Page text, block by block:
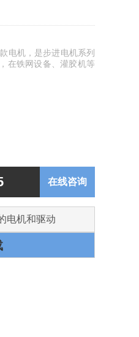
电机，是步进电机系列
在铁网设备、灌胶机等
在线咨询
电机和驱动